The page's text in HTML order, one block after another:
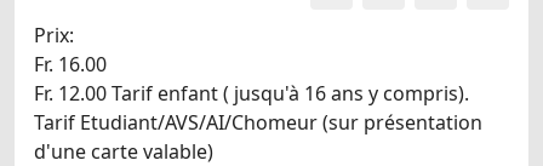
Prix:
Fr. 16.00
Fr. 12.00 Tarif enfant ( jusqu'à 16 ans y compris).
Tarif Etudiant/AVS/AI/Chomeur (sur présentation
d'une carte valable)